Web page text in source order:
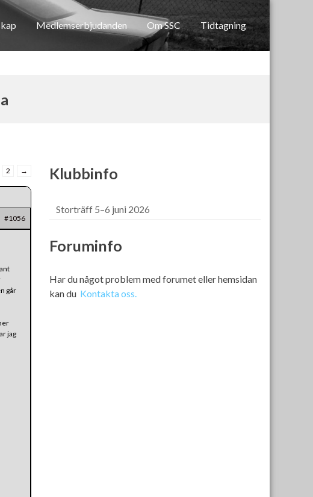
Medlemserbjudanden Om SSC Tidtagning
2 →
#1056
går
jag
Klubbinfo
Storträff 5–6 juni 2026
Foruminfo
Har du något problem med forumet eller hemsidan
kan du Kontakta oss.